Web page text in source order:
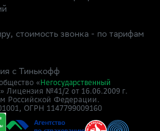
стоимость звонка - по тарифам
с Тинькофф
« Негосударственный
» Лицензия №41/2 от 16.06.2009 г.
Российской Федерации.
ОГРН 1147799009160